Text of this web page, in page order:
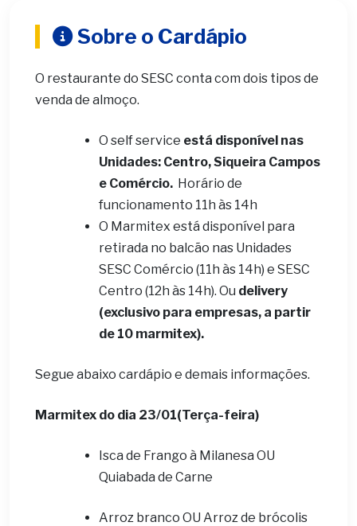
Sobre o Cardápio
O restaurante do SESC conta com dois tipos de
venda de almoço.
O self service está disponível nas
Unidades: Centro, Siqueira Campos
e Comércio. Horário de
funcionamento 11h às 14h
O Marmitex está disponível para
retirada no balcão nas Unidades
SESC Comércio (11h às 14h) e SESC
Centro (12h às 14h). Ou delivery
(exclusivo para empresas, a partir
de 10 marmitex).
Segue abaixo cardápio e demais informações.
Marmitex do dia 23/01(Terça-feira)
Isca de Frango à Milanesa OU
Quiabada de Carne
Arroz branco OU Arroz de brócolis